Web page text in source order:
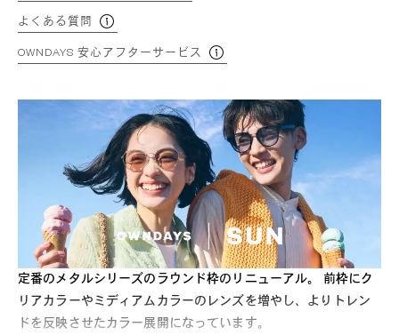
よくある質問
OWNDAYS 安心アフターサービス
定番のメタルシリーズのラウンド枠のリニューアル。 前枠にク
リアカラーやミディアムカラーのレンズを増やし、よりトレン
ドを反映させたカラー展開になっています。